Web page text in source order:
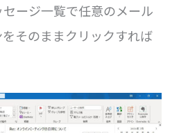
ージ一覧で任意のメール
そのままクリックすれば